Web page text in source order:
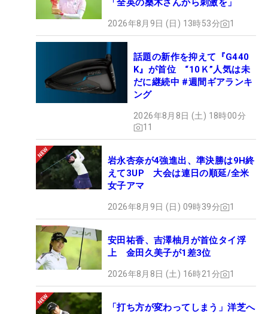
「全英の桑木さんから刺激を」
2026年8月9日 (日) 13時53分 1
話題の新作を抑えて『G440
K』が首位 “10Ｋ”人気は未
だに継続中 #週間ギアランキ
ング
2026年8月8日 (土) 18時00分
11
岩永杏奈が4強進出、準決勝は9H終
えて3UP 大会は連日の順延/全米
女子アマ
2026年8月9日 (日) 09時39分 1
安田祐香、吉澤柚月が首位タイ浮
上 金田久美子が1差3位
2026年8月8日 (土) 16時21分 1
「打ち方が変わってしまう」洋芝へ